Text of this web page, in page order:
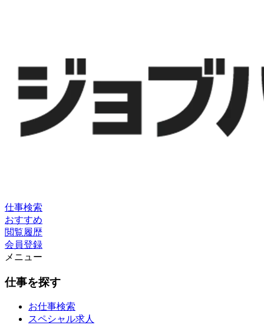
仕事検索
おすすめ
閲覧履歴
会員登録
メニュー
仕事を探す
お仕事検索
スペシャル求人